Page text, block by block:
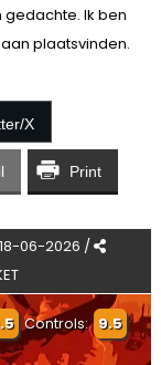
gedachte. Ik ben
plaatsvinden.
X
Print
06-2026 /
Controls: 9.5